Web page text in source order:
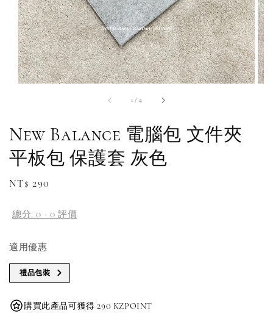
1 / 4
New Balance 電腦包 文件夾
平板包 保護套 灰色
Regular
NT$ 290
總分:0 - 0 評價
適用優惠
禮品包裝
購買此產品可獲得 290 KZPOINT